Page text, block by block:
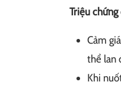
Triệu chứng
Cảm
thể lan
Khi